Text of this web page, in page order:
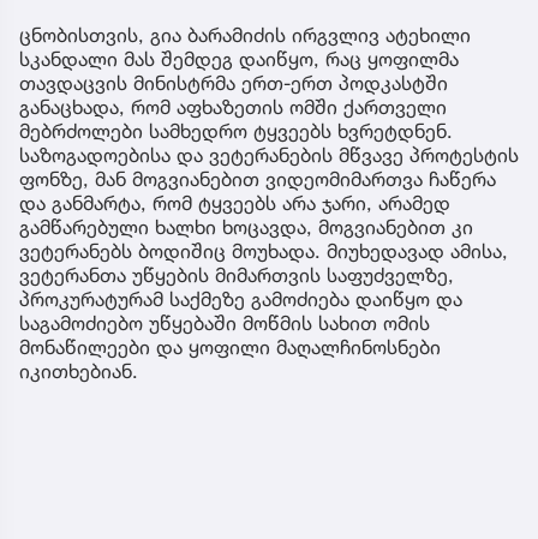
ცნობისთვის, გია ბარამიძის ირგვლივ ატეხილი
სკანდალი მას შემდეგ დაიწყო, რაც ყოფილმა
თავდაცვის მინისტრმა ერთ-ერთ პოდკასტში
განაცხადა, რომ აფხაზეთის ომში ქართველი
მებრძოლები სამხედრო ტყვეებს ხვრეტდნენ.
საზოგადოებისა და ვეტერანების მწვავე პროტესტის
ფონზე, მან მოგვიანებით ვიდეომიმართვა ჩაწერა
და განმარტა, რომ ტყვეებს არა ჯარი, არამედ
გამწარებული ხალხი ხოცავდა, მოგვიანებით კი
ვეტერანებს ბოდიშიც მოუხადა. მიუხედავად ამისა,
ვეტერანთა უწყების მიმართვის საფუძველზე,
პროკურატურამ საქმეზე გამოძიება დაიწყო და
საგამოძიებო უწყებაში მოწმის სახით ომის
მონაწილეები და ყოფილი მაღალჩინოსნები
იკითხებიან.